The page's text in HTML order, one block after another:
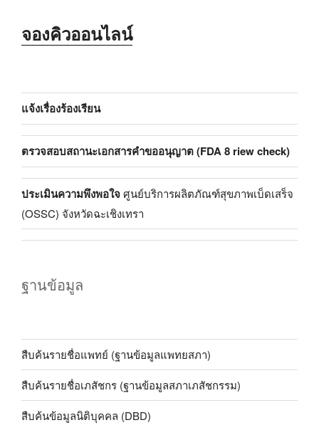
จองคิวออนไลน์
แจ้งเรื่องร้องเรียน
ตรวจสอบสถานะเอกสารคำขออนุญาต (FDA 8 riew check)
ประเมินความพึงพอใจศูนย์บริการผลิตภัณฑ์สุขภาพเบ็ดเสร็จ
(OSSC) จังหวัดฉะเชิงเทรา
ฐานข้อมูล
สืบค้นรายชื่อแพทย์ (ฐานข้อมูลแพทยสภา)
สืบค้นรายชื่อเภสัชกร (ฐานข้อมูลสภาเภสัชกรรม)
สืบค้นข้อมูลนิติบุคคล (DBD)